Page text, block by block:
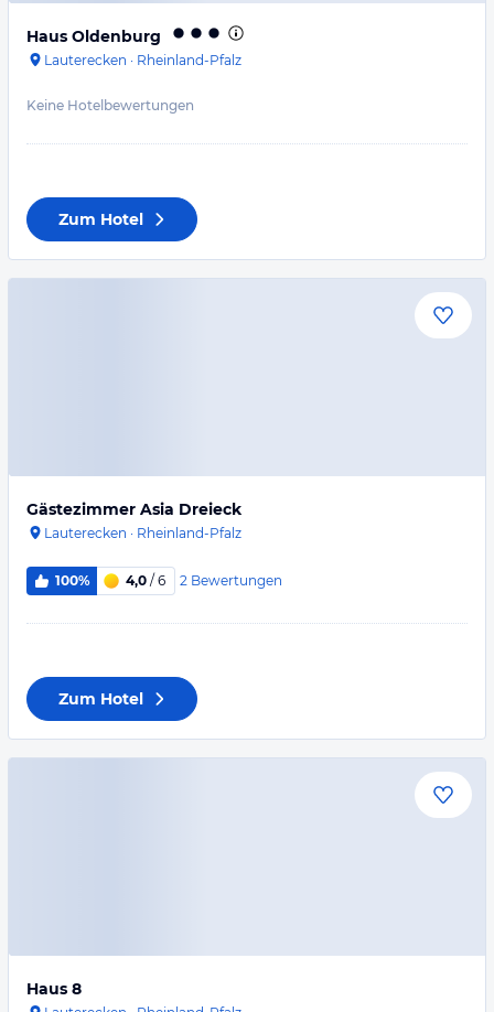
Haus Oldenburg
Lauterecken · Rheinland-Pfalz
Keine Hotelbewertungen
Zum Hotel
Gästezimmer Asia Dreieck
Lauterecken · Rheinland-Pfalz
100% 4,0 / 6 2 Bewertungen
Zum Hotel
Haus 8